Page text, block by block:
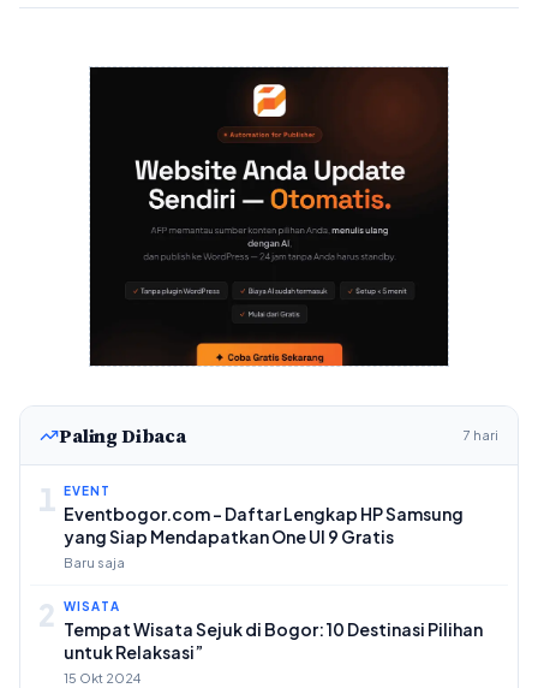
Paling Dibaca 7 hari
1 EVENT
Eventbogor.com – Daftar Lengkap HP Samsung
yang Siap Mendapatkan One UI 9 Gratis
Baru saja
2 WISATA
Tempat Wisata Sejuk di Bogor: 10 Destinasi Pilihan
untuk Relaksasi”
15 Okt 2024